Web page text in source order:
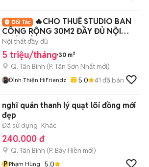
🔥CHO THUÊ STUDIO BAN
CÔNG RỘNG 30M2 ĐẦY ĐỦ NỘI
THẤT GẦN HOÀNG VĂN THỤ
Nội thất đầy đủ
5 triệu/tháng 30 m²
Q. Tân Bình (P. Tân Sơn Nhất mới)
Đình Thiện HiFriendz 5.0 41 đã bán
nghĩ quán thanh lý quạt lõi đồng mới
đẹp
Đã sử dụng Khác
240.000 đ
Q. Tân Bình (P. Bảy Hiền mới)
P Phạm Hùng 5.0